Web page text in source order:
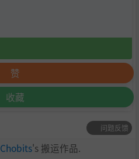
赞
收藏
问题反馈
Chobits's 搬运作品.